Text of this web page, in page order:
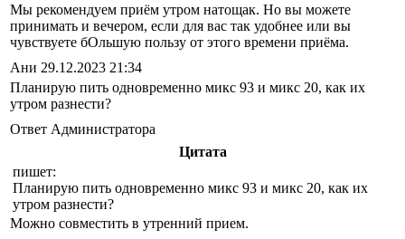
Мы рекомендуем приём утром натощак. Но вы можете
принимать и вечером, если для вас так удобнее или вы
чувствуете бОльшую пользу от этого времени приёма.
Ани 29.12.2023 21:34
Планирую пить одновременно микс 93 и микс 20, как их
утром разнести?
Ответ Администратора
Цитата
пишет:
Планирую пить одновременно микс 93 и микс 20, как их
утром разнести?
Можно совместить в утренний прием.